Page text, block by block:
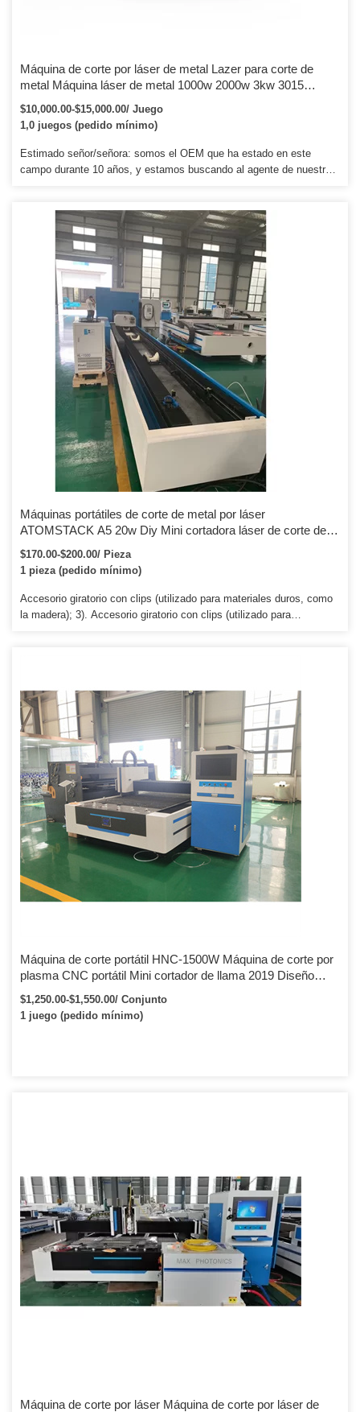
Máquina de corte por láser de metal Lazer para corte de
metal Máquina láser de metal 1000w 2000w 3kw 3015
Equipo de fibra óptica Cnc Lazer Cutter Máquina de corte por
láser de fibra de metal de carbono para chapa de acero
inoxidable
$10,000.00-$15,000.00/ Juego
1,0 juegos (pedido mínimo)
Estimado señor/señora: somos el OEM que ha estado en este
campo durante 10 años, y estamos buscando al agente de nuestras
Se estableció en 2007. Con años de desarrollo, ahora crecemos
hasta convertirnos en una fábrica profesional que posee el sistema
completo de I + D, fabricación, ventas e integración de servicios.
Ahora, Worldslaser ha tenido éxito en la prestación de los servicios
OEM para las piezas clave o máquinas completas a muchos de
nuestros distribuidores y agentes en el extranjero.
Máquinas portátiles de corte de metal por láser
ATOMSTACK A5 20w Diy Mini cortadora láser de corte de
madera de escritorio Máquinas de grabado láser portátiles de
metal
$170.00-$200.00/ Pieza
1 pieza (pedido mínimo)
Accesorio giratorio con clips (utilizado para materiales duros, como
la madera); 3). Accesorio giratorio con clips (utilizado para
Máquina de corte portátil HNC-1500W Máquina de corte por
plasma CNC portátil Mini cortador de llama 2019 Diseño
China Huawei
$1,250.00-$1,550.00/ Conjunto
1 juego (pedido mínimo)
Máquina de corte por láser Máquina de corte por láser de